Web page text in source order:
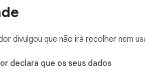
divulgou que não irá recolher nem
declara que os seus dados